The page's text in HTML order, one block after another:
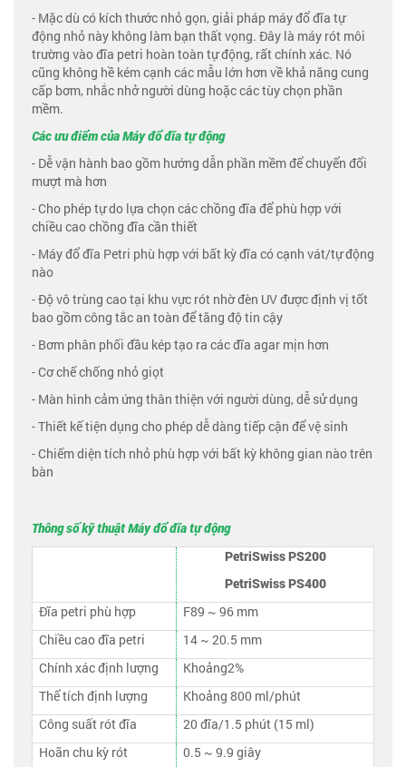
- Mặc dù có kích thước nhỏ gọn, giải pháp máy đổ đĩa tự
động nhỏ này không làm bạn thất vọng. Đây là máy rót môi
trường vào đĩa petri hoàn toàn tự động, rất chính xác. Nó
cũng không hề kém cạnh các mẫu lớn hơn về khả năng cung
cấp bơm, nhắc nhở người dùng hoặc các tùy chọn phần
mềm.
Các ưu điểm của Máy đổ đĩa tự động
- Dễ vận hành bao gồm hướng dẫn phần mềm để chuyển đổi
mượt mà hơn
- Cho phép tự do lựa chọn các chồng đĩa để phù hợp với
chiều cao chồng đĩa cần thiết
- Máy đổ đĩa Petri phù hợp với bất kỳ đĩa có cạnh vát/tự động
nào
- Độ vô trùng cao tại khu vực rót nhờ đèn UV được định vị tốt
bao gồm công tắc an toàn để tăng độ tin cậy
- Bơm phân phối đầu kép tạo ra các đĩa agar mịn hơn
- Cơ chế chống nhỏ giọt
- Màn hình cảm ứng thân thiện với người dùng, dễ sử dụng
- Thiết kế tiện dụng cho phép dễ dàng tiếp cận để vệ sinh
- Chiếm diện tích nhỏ phù hợp với bất kỳ không gian nào trên
bàn
Thông số kỹ thuật Máy đổ đĩa tự động
PetriSwiss PS200
PetriSwiss PS400
Đĩa petri phù hợp
F89 ~ 96 mm
Chiều cao đĩa petri
14 ~ 20.5 mm
Chính xác định lượng
Khoảng2%
Thể tích định lượng
Khoảng 800 ml/phút
Công suất rót đĩa
20 đĩa/1.5 phút (15 ml)
Hoãn chu kỳ rót
0.5 ~ 9.9 giây